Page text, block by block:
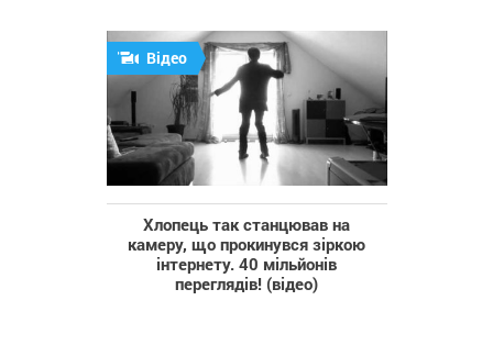
Відео
Хлопець так станцював на
камеру, що прокинувся зіркою
інтернету. 40 мільйонів
переглядів! (відео)